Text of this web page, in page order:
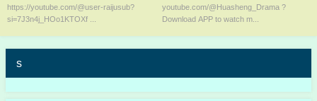
ギフテッド #天才 #英才教育
https://youtube.com/@user-raijusub?
si=7J3n4j_HOo1KTOXf ...
国国王，让他帮忙复国。于是他
youtube.com/@Huasheng_Drama ?
Download APP to watch m...
s